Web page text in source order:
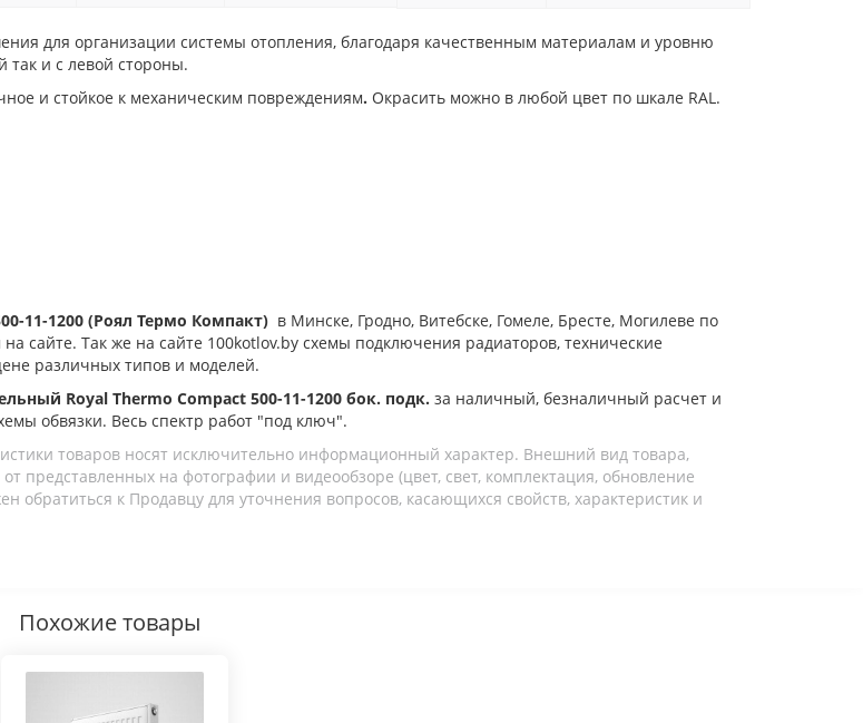
для организации системы отопления, благодаря качественным материалам и уровню
так и с левой стороны.
и стойкое к механическим повреждениям. Окрасить можно в любой цвет по шкале RAL.
11-1200 (Роял Термо Компакт) в Минске, Гродно, Витебске, Гомеле, Бресте, Могилеве по
сайте. Так же на сайте 100kotlov.by схемы подключения радиаторов, технические
различных типов и моделей.
Royal Thermo Compact 500-11-1200 бок. подк. за наличный, безналичный расчет и
обвязки. Весь спектр работ "под ключ".
товаров носят исключительно информационный характер. Внешний вид товара,
представленных на фотографии и видеообзоре (цвет, свет, комплектация, обновление
обратиться к Продавцу для уточнения вопросов, касающихся свойств, характеристик и
Похожие товары